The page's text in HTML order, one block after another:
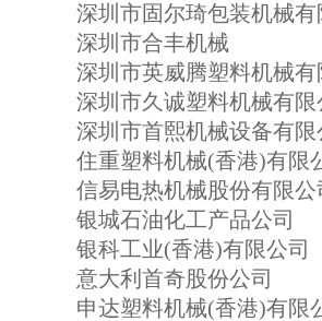
深圳市固尔琦包装机械有
深圳市合丰机械
深圳市英威腾塑料机械有
深圳市久诚塑料机械有限
深圳市首熙机械设备有限
住重塑料机械(香港)有限
信易电热机械股份有限公
银城石油化工产品公司
银科工业(香港)有限公司
意大利首奇股份公司
申达塑料机械(香港)有限